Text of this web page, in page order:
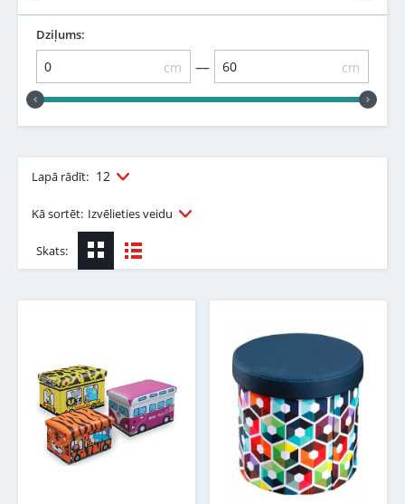
Dziļums:
cm — cm
Lapā rādīt: 12
Kā sortēt: Izvēlieties veidu
Skats: